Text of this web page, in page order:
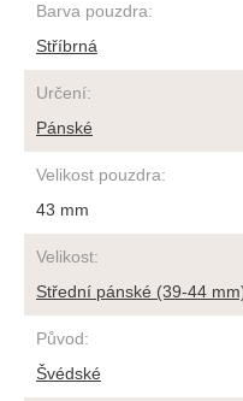
Barva pouzdra:
Stříbrná
Určení:
Pánské
Velikost pouzdra:
43 mm
Velikost:
Střední pánské (39-44
Původ:
Švédské